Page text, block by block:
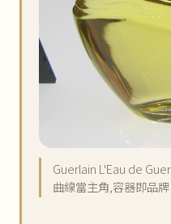
Guerlain L'Eau de
曲線當主角,容器即品